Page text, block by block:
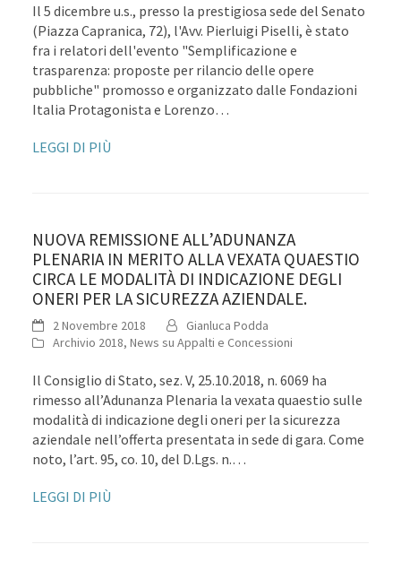
Il 5 dicembre u.s., presso la prestigiosa sede del Senato
(Piazza Capranica, 72), l'Avv. Pierluigi Piselli, è stato
fra i relatori dell'evento "Semplificazione e
trasparenza: proposte per rilancio delle opere
pubbliche" promosso e organizzato dalle Fondazioni
Italia Protagonista e Lorenzo…
LEGGI DI PIÙ
NUOVA REMISSIONE ALL’ADUNANZA
PLENARIA IN MERITO ALLA VEXATA QUAESTIO
CIRCA LE MODALITÀ DI INDICAZIONE DEGLI
ONERI PER LA SICUREZZA AZIENDALE.
2 Novembre 2018
Gianluca Podda
Archivio 2018, News su Appalti e Concessioni
Il Consiglio di Stato, sez. V, 25.10.2018, n. 6069 ha
rimesso all’Adunanza Plenaria la vexata quaestio sulle
modalità di indicazione degli oneri per la sicurezza
aziendale nell’offerta presentata in sede di gara. Come
noto, l’art. 95, co. 10, del D.Lgs. n.…
LEGGI DI PIÙ